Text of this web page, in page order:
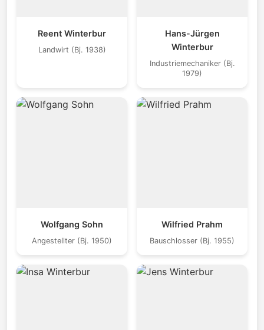
Reent Winterbur
Landwirt (Bj. 1938)
Hans-Jürgen
Winterbur
Industriemechaniker (Bj.
1979)
Wolfgang Sohn
Angestellter (Bj. 1950)
Wilfried Prahm
Bauschlosser (Bj. 1955)